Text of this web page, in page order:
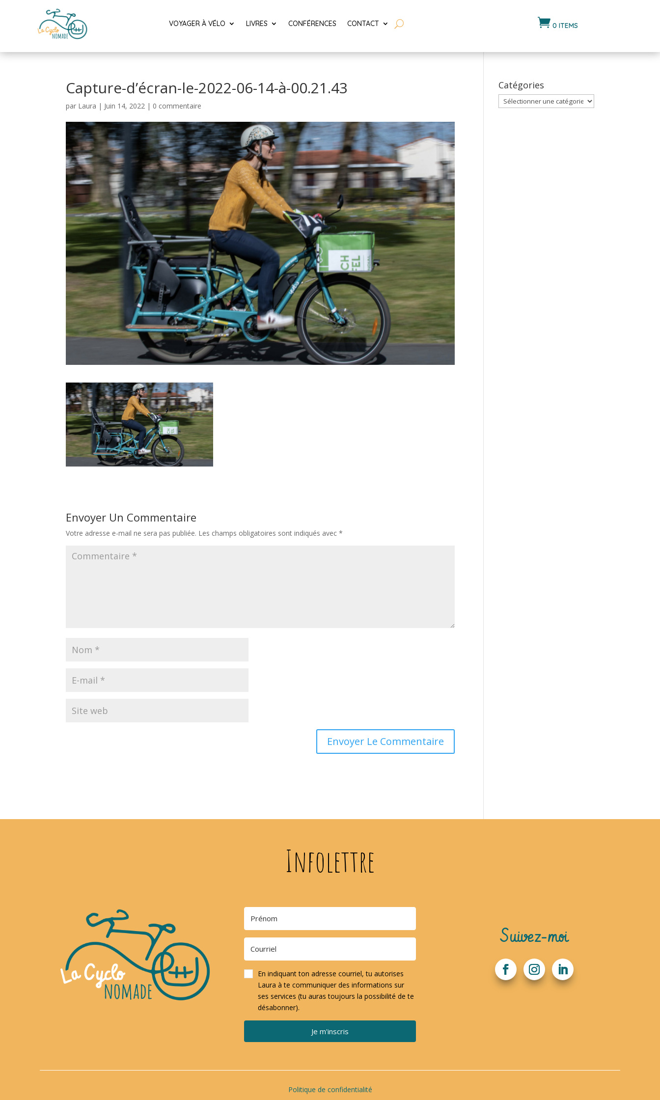
VOYAGER À VÉLO LIVRES CONFÉRENCES CONTACT  0 ITEMS
Capture-d’écran-le-2022-06-14-à-00.21.43
par Laura | Juin 14, 2022 | 0 commentaire
Envoyer Un Commentaire
Votre adresse e-mail ne sera pas publiée. Les champs obligatoires sont indiqués avec*
Catégories
Catégories
Infolettre
En indiquant ton adresse courriel, tu autorises
Laura à te communiquer des informations sur
ses services (tu auras toujours la possibilité de te
désabonner).
Je m'inscris
Suivez-moi
Politique de confidentialité